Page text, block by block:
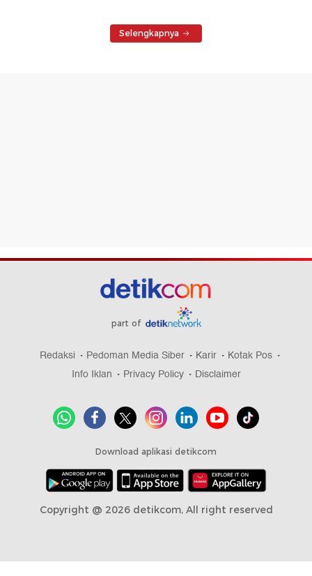
Selengkapnya
part of
Redaksi Pedoman Media Siber Karir
Kotak Pos
Info Iklan
Privacy Policy Disclaimer
Download aplikasi detikcom
Copyright @ 2026 detikcom, All right reserved